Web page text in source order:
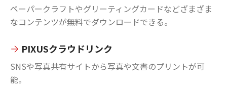
ペーパークラフトやグリーティングカードなどざまざま
なコンテンツが無料でダウンロードできる。
PIXUSクラウドリンク
SNSや写真共有サイトから写真や文書のプリントが可
能。